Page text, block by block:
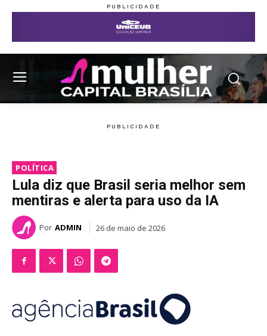
POLÍTICA
Lula diz que Brasil seria melhor sem
mentiras e alerta para uso da IA
Por ADMIN 26 de maio de 2026